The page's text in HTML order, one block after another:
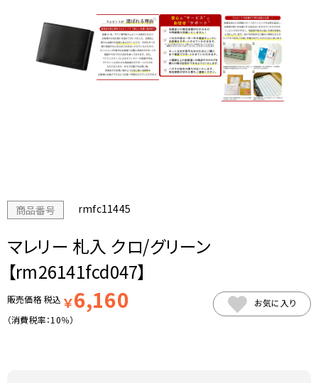
商品番号 rmfc11445
マレリー 札入 クロ/グリーン
【rm26141fcd047】
販売価格税込 ￥6,160
（消費税率：10％）
お気に入り